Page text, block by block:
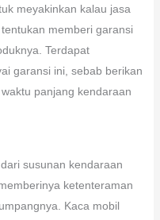
meyakinkan kalau jasa
memberi garansi
Terdapat
garansi ini, sebab berikan
panjang kendaraan
susunan kendaraan
ketenteraman
Kaca mobil